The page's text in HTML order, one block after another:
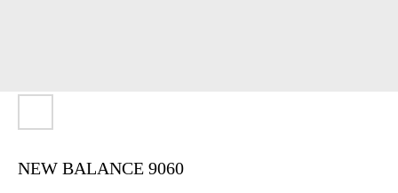
NEW BALANCE 9060